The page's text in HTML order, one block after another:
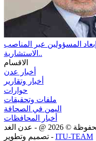
المسؤولين عبر المناصب
الاستشارية..
الاقسام
أخبار عدن
أخبار وتقارير
حوارات
ملفات وتحقيقات
اليمن في الصحافة
أخبار المحافظات
©
2026 @ - عدن الغد
تصميم وتطوير - ITU-TEAM